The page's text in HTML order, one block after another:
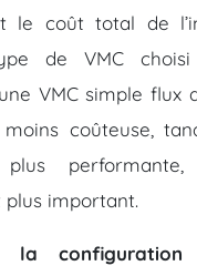
le coût total de
de VMC
VMC simple flux
coûteuse,
plus important.
configuration